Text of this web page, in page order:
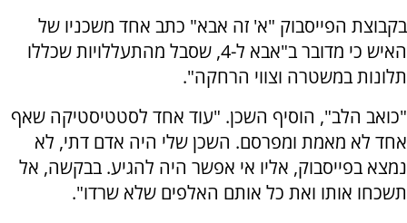
בקבוצת הפייסבוק "א' זה אבא" כתב אחד משכניו של
האיש כי מדובר ב"אבא ל-4, שסבל מהתעללויות שכללו
תלונות במשטרה וצווי הרחקה".
"כואב הלב", הוסיף השכן. "עוד אחד לסטטיסטיקה שאף
אחד לא מאמת ומפרסם. השכן שלי היה אדם דתי, לא
נמצא בפייסבוק, אליו אי אפשר היה להגיע. בבקשה, אל
תשכחו אותו ואת כל אותם האלפים שלא שרדו".